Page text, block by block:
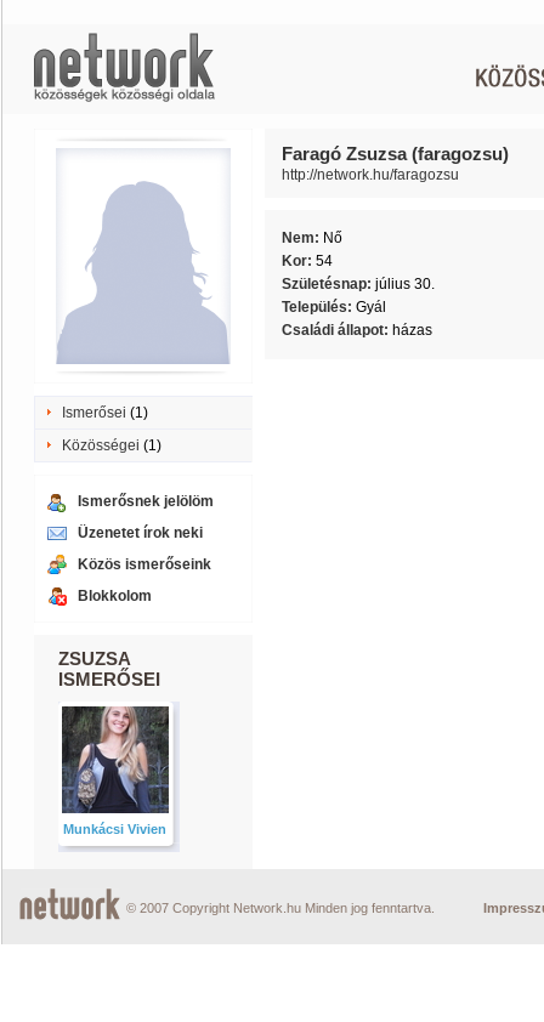
Ismerősei (1)
Közösségei (1)
Ismerősnek jelölöm
Üzenetet írok neki
Közös ismerőseink
Blokkolom
ZSUZSA
ISMERŐSEI
Munkácsi Vivien
Faragó Zsuzsa (faragozsu)
http://network.hu/faragozsu
Nem: Nő
Kor: 54
Születésnap: július 30.
Település: Gyál
Családi állapot: házas
© 2007 Copyright Network.hu Minden jog fenntartva.